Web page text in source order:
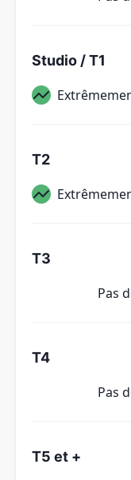
Studio / T1
T2
T3
Pas
T4
Pas
T5 et +